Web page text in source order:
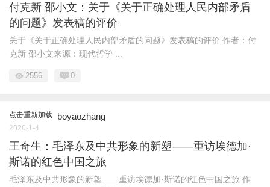
付克新 邵小文：关于《关于正确处理人民内部矛盾
的问题》发表稿的评价
关于《关于正确处理人民内部矛盾的问题》发表稿的评价 作者：付
克新 邵小文来源：现代哲学 ...
2556 0
点击重新加载 boyaozhang
2026-1-4
王奇生：毛泽东及中共形象的新塑——重访埃德加·
斯诺的红色中国之旅
毛泽东及中共形象的新塑——重访埃德加·斯诺的红色中国之旅 作